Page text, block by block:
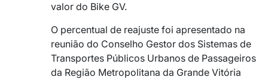
valor do Bike GV.
O percentual de reajuste foi apresentado na
reunião do Conselho Gestor dos Sistemas de
Transportes Públicos Urbanos de Passageiros
da Região Metropolitana da Grande Vitória